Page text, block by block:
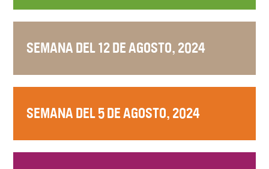
SEMANA DEL 12 DE AGOSTO, 2024
SEMANA DEL 5 DE AGOSTO, 2024